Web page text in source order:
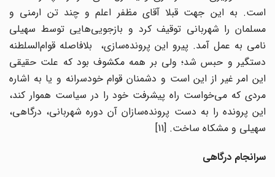
است. به این جهت قبلا آقای مظفر اعلم و چند تن ارمنی و
مسلمان را شهربانی توقیف کرد و بازجویی‌هایی توسط سهیلی
نامی‌ به عمل آمد. پیرو این پرونده‌سازی، بلافاصله قوام‌السلطنه
دستگیر و حبس شد؛ ولی بر همه مکشوف بود که علت حقیقی
این امر غیر از این است و دشمنان قوام خودسرانه و یا به اشاره
مردی که می‌خواست راه پیشرفت خود را در سیاست هموار کند،
این پرونده را به دست پرونده‌سازان آن دوره شهربانی، درگاهی،
سهیلی و مشکاه ساخت. [11]
سرانجام درگاهی